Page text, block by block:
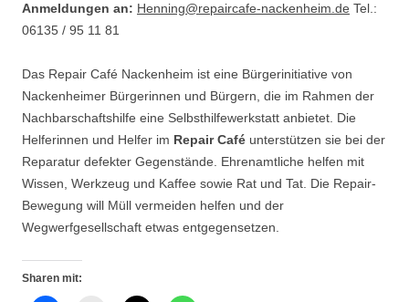
Anmeldungen an: Henning@repaircafe-nackenheim.de Tel.:
06135 / 95 11 81
Das Repair Café Nackenheim ist eine Bürgerinitiative von
Nackenheimer Bürgerinnen und Bürgern, die im Rahmen der
Nachbarschaftshilfe eine Selbsthilfewerkstatt anbietet. Die
Helferinnen und Helfer im Repair Café unterstützen sie bei der
Reparatur defekter Gegenstände. Ehrenamtliche helfen mit
Wissen, Werkzeug und Kaffee sowie Rat und Tat. Die Repair-
Bewegung will Müll vermeiden helfen und der
Wegwerfgesellschaft etwas entgegensetzen.
Sharen mit: